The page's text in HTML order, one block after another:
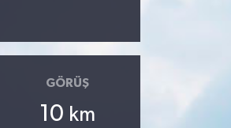
GÖRÜŞ
10 km